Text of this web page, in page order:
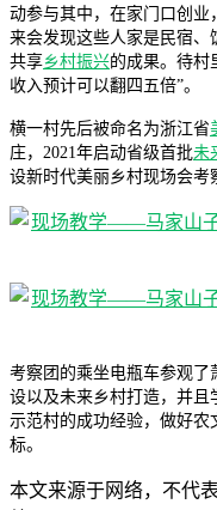
动参与其中，在家门口创业
来会发现这些人家是民宿、
共享乡村振兴的成果。待村
收入预计可以翻四五倍”。
横一村先后被命名为浙江省
庄，2021年启动省级首批未
设新时代美丽乡村现场会考
考察团的乘坐电瓶车参观
设以及未来乡村打造，并且
示范村的成功经验，做好农
标。
本文来源于网络，不代